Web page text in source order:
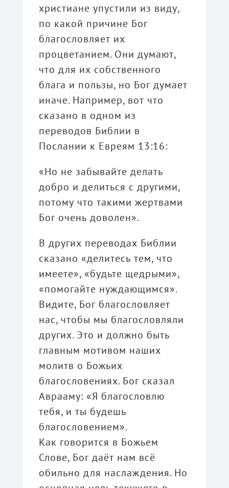
христиане упустили из виду,
по какой причине Бог
благословляет их
процветанием. Они думают,
что для их собственного
блага и пользы, но Бог думает
иначе. Например, вот что
сказано в одном из
переводов Библии в
Послании к Евреям 13:16:
«Но не забывайте делать
добро и делиться с другими,
потому что такими жертвами
Бог очень доволен».
В других переводах Библии
сказано «делитесь тем, что
имеете», «будьте щедрыми»,
«помогайте нуждающимся».
Видите, Бог благословляет
нас, чтобы мы благословляли
других. Это и должно быть
главным мотивом наших
молитв о Божьих
благословениях. Бог сказал
Аврааму: «Я благословлю
тебя, и ты будешь
благословением».
Как говорится в Божьем
Слове, Бог даёт нам всё
обильно для наслаждения. Но